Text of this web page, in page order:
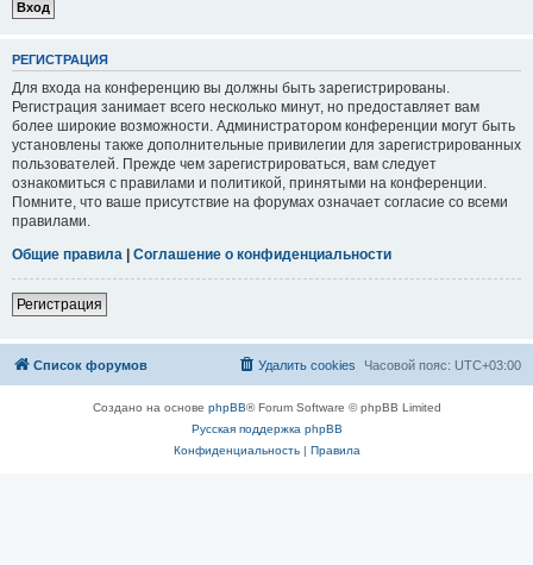
РЕГИСТРАЦИЯ
Для входа на конференцию вы должны быть зарегистрированы.
Регистрация занимает всего несколько минут, но предоставляет вам
более широкие возможности. Администратором конференции могут быть
установлены также дополнительные привилегии для зарегистрированных
пользователей. Прежде чем зарегистрироваться, вам следует
ознакомиться с правилами и политикой, принятыми на конференции.
Помните, что ваше присутствие на форумах означает согласие со всеми
правилами.
Общие правила | Соглашение о конфиденциальности
Регистрация
Список форумов Часовой пояс: UTC+03:00
Удалить cookies
Создано на основе phpBB® Forum Software © phpBB Limited
Русская поддержка phpBB
Конфиденциальность| Правила